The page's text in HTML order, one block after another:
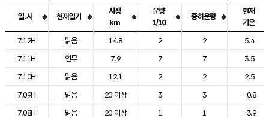
도시별 기상실황표로 지점, 날씨, 기온, 강수, 바람, 기압등을 안내한 표입
일.시 현재일기
시정
km
운량
1/10
중하운량
현재
기온
7.12H
맑음 14.8 2 2
5.4
7.11H
연무 7.9 7 7
3.5
7.10H
맑음 12.1 2 2
2.5
7.09H
맑음 20 이상 3 3
-0.8
7.08H
맑음 20 이상 1 1
-3.9